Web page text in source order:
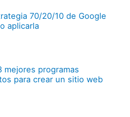
70/20/10 de Google
aplicarla
mejores programas
para crear un sitio web